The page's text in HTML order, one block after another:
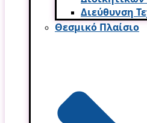
Διεύθυνση
Θεσμικό Πλαίσιο